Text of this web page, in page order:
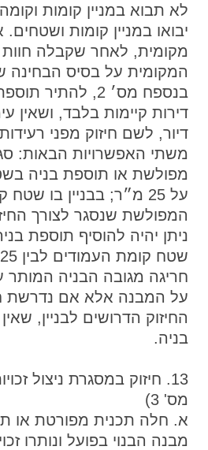
לא תבוא במניין קומות
יבואו במניין קומות
מקומית, לאחר שקבלה
המקומית על בסיס הבחינה
בנספח מס׳ 2,
דירות קיימות בלבד, ושאין
דיור, לשם חיזוק מפני
משתי האפשרויות הבאות:
מפולשת או תוספת בניה
על 25 מ״ר; בבניין בו
ניתן יהיה להוסיף תוספת
חריגה מגובה הבניה
על המבנה אלא אם נדרשת
החיזוק הדרושים לבניין,
בניה.
13. חיזוק במסגרת ניצול
מס' 3)
א. חלה תכנית מפורטת או
מבנה הבנוי בפועל ונותרו